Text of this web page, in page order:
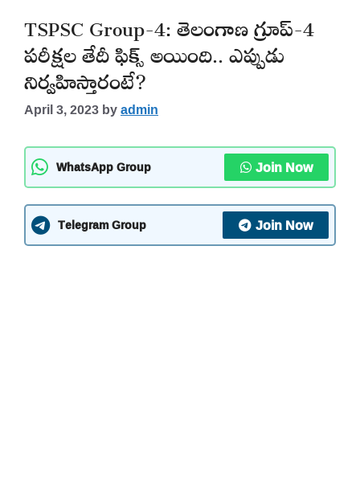
TSPSC Group-4: తెలంగాణ గ్రూప్-4
పరీక్షల తేదీ ఫిక్స్ అయింది.. ఎప్పుడు
నిర్వహిస్తారంటే?
April 3, 2023byadmin
WhatsApp Group Join Now
Telegram Group Join Now